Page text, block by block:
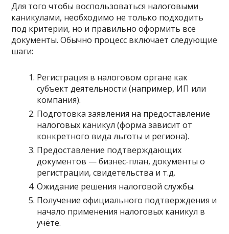
Для того чтобы воспользоваться налоговыми
каникулами, необходимо не только подходить
под критерии, но и правильно оформить все
документы. Обычно процесс включает следующие
шаги:
Регистрация в налоговом органе как
субъект деятельности (например, ИП или
компания).
Подготовка заявления на предоставление
налоговых каникул (форма зависит от
конкретного вида льготы и региона).
Предоставление подтверждающих
документов — бизнес-план, документы о
регистрации, свидетельства и т.д.
Ожидание решения налоговой службы.
Получение официального подтверждения и
начало применения налоговых каникул в
учёте.